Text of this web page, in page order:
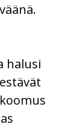
halusi